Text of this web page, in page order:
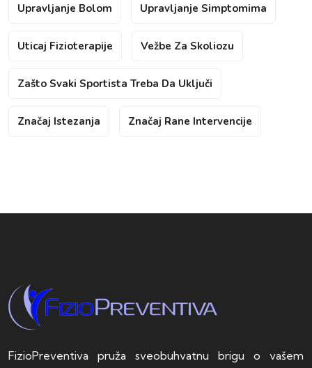
Upravljanje Bolom Upravljanje Simptomima
Uticaj Fizioterapije Vežbe Za Skoliozu
Zašto Svaki Sportista Treba Da Uključi
Značaj Istezanja Značaj Rane Intervencije
FizioPreventiva pruža sveobuhvatnu brigu o vašem